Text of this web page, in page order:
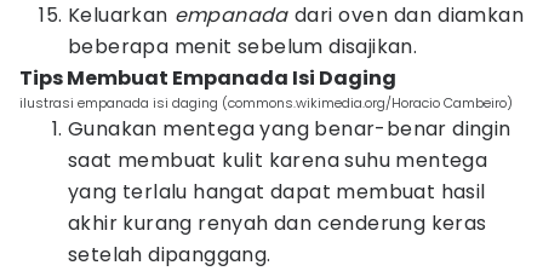
Keluarkan empanadadari oven dan diamkan
beberapa menit sebelum disajikan.
Tips Membuat Empanada Isi Daging
ilustrasi empanada isi daging (commons.wikimedia.org/Horacio Cambeiro)
Gunakan mentega yang benar-benar dingin
saat membuat kulit karena suhu mentega
yang terlalu hangat dapat membuat hasil
akhir kurang renyah dan cenderung keras
setelah dipanggang.